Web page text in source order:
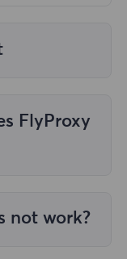
FlyProxy
residential
not work?